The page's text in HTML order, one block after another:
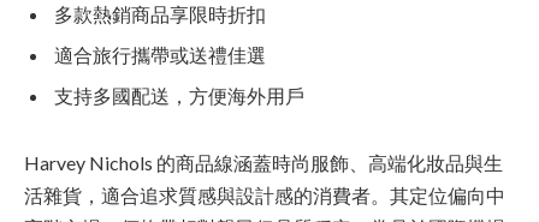
多款熱銷商品享限時折扣
適合旅行攜帶或送禮佳選
支持多國配送，方便海外用戶
Harvey Nichols 的商品線涵蓋時尚服飾、高端化妝品與生
活雜貨，適合追求質感與設計感的消費者。其定位偏向中